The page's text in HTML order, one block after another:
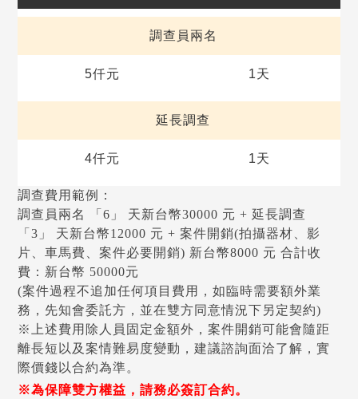
調查員兩名
5仟元 1天
延長調查
4仟元 1天
調查費用範例：
調查員兩名 「6」 天新台幣30000 元 + 延長調查
「3」 天新台幣12000 元 + 案件開銷(拍攝器材、影
片、車馬費、案件必要開銷) 新台幣8000 元 合計收
費：新台幣 50000元
(案件過程不追加任何項目費用，如臨時需要額外業
務，先知會委託方，並在雙方同意情況下另定契約)
※上述費用除人員固定金額外，案件開銷可能會隨距
離長短以及案情難易度變動，建議諮詢面洽了解，實
際價錢以合約為準。
※為保障雙方權益，請務必簽訂合約。